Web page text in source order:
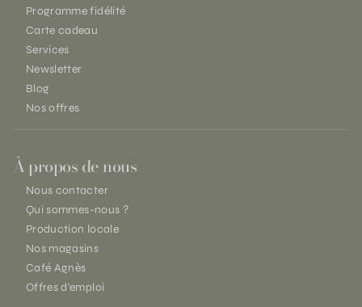
Programme fidélité
Carte cadeau
Services
Newsletter
Blog
Nos offres
À propos de nous
Nous contacter
Qui sommes-nous ?
Production locale
Nos magasins
Café Agnès
Offres d'emploi